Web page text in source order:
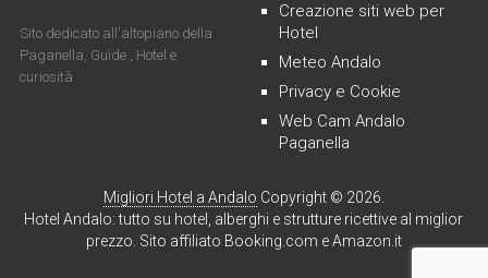
Sito dedicato all'altopiano della
Paganella, Guide , Hotel e
curiosità
Creazione siti web per
Hotel
Meteo Andalo
Privacy e Cookie
Web Cam Andalo
Paganella
Migliori Hotel a Andalo Copyright © 2026.
Hotel Andalo: tutto su hotel, alberghi e strutture ricettive al miglior
prezzo. Sito affiliato Booking.com e Amazon.it